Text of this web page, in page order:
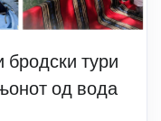
тури
од вода